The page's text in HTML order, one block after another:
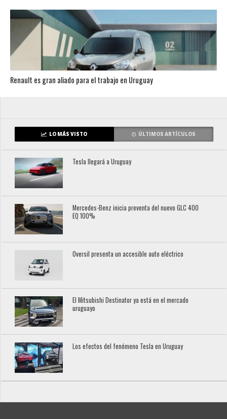
Renault es gran aliado para el trabajo en Uruguay
LO MÁS VISTO ÚLTIMOS ARTÍCULOS
Tesla llegará a Uruguay
Mercedes-Benz inicia preventa del nuevo GLC 400
EQ 100%
Oversil presenta un accesible auto eléctrico
El Mitsubishi Destinator ya está en el mercado
uruguayo
Los efectos del fenómeno Tesla en Uruguay